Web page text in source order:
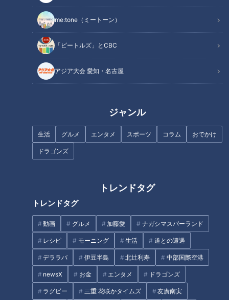
me:tone（ミートーン）
「ビートルズ」とCBC
アジア大会 愛知・名古屋
ジャンル
生活 グルメ エンタメ スポーツ コラム おでかけ
ドラゴンズ
トレンドタグ
トレンドタグ
動画 グルメ 加藤愛 ナガシマスパーランド
レシピ モーニング 生活 道との遭遇
デララバ 伊豆半島 北辻利寿 中部国際空港
newsX お金 エンタメ ドラゴンズ
ラグビー 三重 花咲かタイムズ 友廣南実
5年間の友達以上恋人未満、つ
いに動くとき？三上悠亜とRち
ゃんの恋愛相談
ら崩れ落ちる！？一体何が！？
新型コロナウイルスの影響で練
習できず“逆上がりができない”…
先生「今日できるようになりま
スーパーのポリ袋をスムーズに
季節の変わり目におすすめのコ
ーデとは？
タグ
スポーツ 中日ドラゴンズ コラム 金丸夢斗
高橋宏斗